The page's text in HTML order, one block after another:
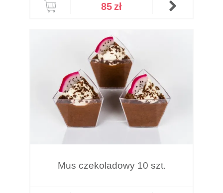
85zł
Mus czekoladowy 10 szt.